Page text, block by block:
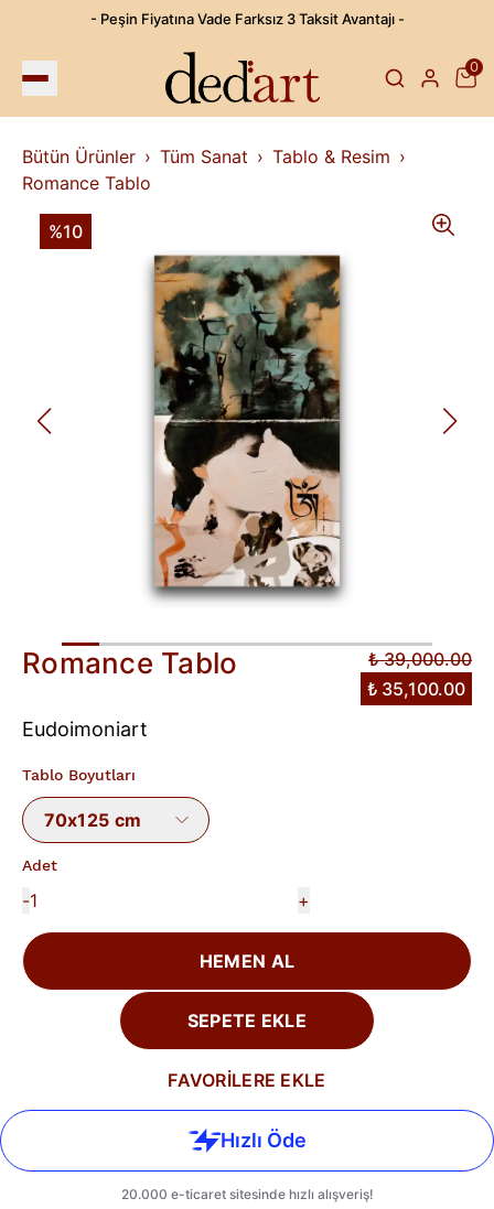
- Peşin Fiyatına Vade Farksız 3 Taksit Avantajı -
0
Bütün Ürünler Tüm Sanat
Tablo & Resim
Romance Tablo
%10
Romance Tablo
₺ 39,000.00
₺ 35,100.00
Eudoimoniart
Tablo Boyutları
70x125 cm
Adet
- +
HEMEN AL
SEPETE EKLE
FAVORİLERE EKLE